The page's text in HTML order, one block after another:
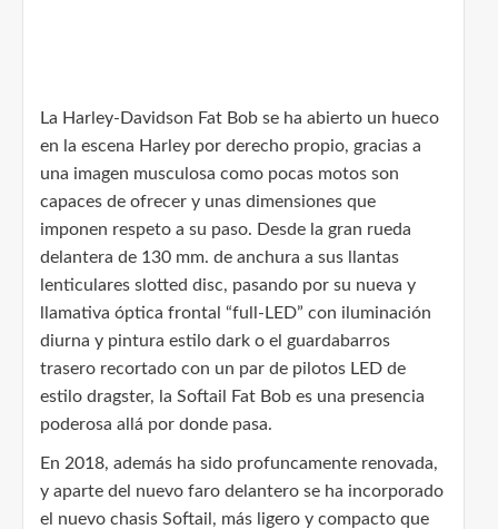
La Harley-Davidson Fat Bob se ha abierto un hueco
en la escena Harley por derecho propio, gracias a
una imagen musculosa como pocas motos son
capaces de ofrecer y unas dimensiones que
imponen respeto a su paso. Desde la gran rueda
delantera de 130 mm. de anchura a sus llantas
lenticulares slotted disc, pasando por su nueva y
llamativa óptica frontal “full-LED” con iluminación
diurna y pintura estilo dark o el guardabarros
trasero recortado con un par de pilotos LED de
estilo dragster, la Softail Fat Bob es una presencia
poderosa allá por donde pasa.
En 2018, además ha sido profuncamente renovada,
y aparte del nuevo faro delantero se ha incorporado
el nuevo chasis Softail, más ligero y compacto que